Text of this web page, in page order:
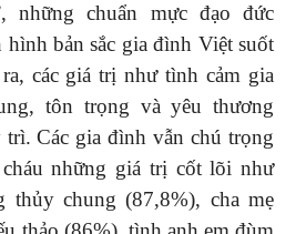
những chuẩn mực đạo đức
bản sắc gia đình Việt suốt
các giá trị như tình cảm gia
tôn trọng và yêu thương
Các gia đình vẫn chú trọng
những giá trị cốt lõi như
thủy chung (87,8%), cha mẹ